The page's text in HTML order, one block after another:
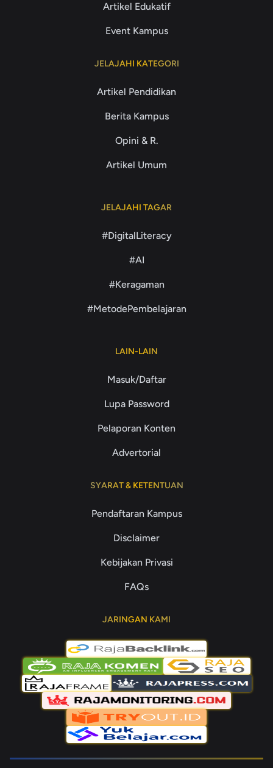
Artikel Edukatif
Event Kampus
JELAJAHI KATEGORI
Artikel Pendidikan
Berita Kampus
Opini & R.
Artikel Umum
JELAJAHI TAGAR
#DigitalLiteracy
#AI
#Keragaman
#MetodePembelajaran
LAIN-LAIN
Masuk/Daftar
Lupa Password
Pelaporan Konten
Advertorial
SYARAT & KETENTUAN
Pendaftaran Kampus
Disclaimer
Kebijakan Privasi
FAQs
JARINGAN KAMI